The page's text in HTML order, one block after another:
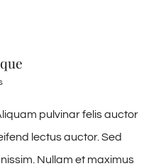
pulvinar felis auctor
lectus auctor. Sed
Nullam et maximus